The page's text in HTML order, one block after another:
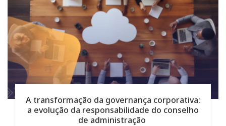
A transformação da governança corporativa:
a evolução da responsabilidade do conselho
de administração